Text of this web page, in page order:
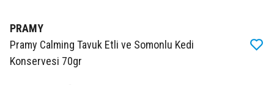
PRAMY
Pramy Calming Tavuk Etli ve Somonlu Kedi
Konservesi 70gr